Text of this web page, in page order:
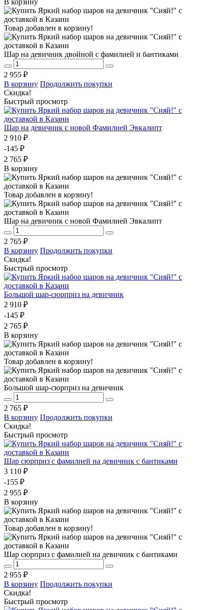
Товар добавлен в корзину!
Шар на девичник двойной с фамилией и бантиками
2 955 ₽
В корзину Продолжить покупки
Скидка!
Быстрый просмотр
Шар на девичник с новой Фамилией Эвкалипт
2 910 ₽
-145 ₽
2 765 ₽
В корзину
Товар добавлен в корзину!
Шар на девичник с новой Фамилией Эвкалипт
2 765 ₽
В корзину Продолжить покупки
Скидка!
Быстрый просмотр
Большой шар-сюрприз на девичник
2 910 ₽
-145 ₽
2 765 ₽
В корзину
Товар добавлен в корзину!
Большой шар-сюрприз на девичник
2 765 ₽
В корзину Продолжить покупки
Скидка!
Быстрый просмотр
Шар сюрприз с фамилией на девичник с бантиками
3 110 ₽
-155 ₽
2 955 ₽
В корзину
Товар добавлен в корзину!
Шар сюрприз с фамилией на девичник с бантиками
2 955 ₽
В корзину Продолжить покупки
Скидка!
Быстрый просмотр